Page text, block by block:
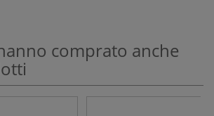
comprato anche